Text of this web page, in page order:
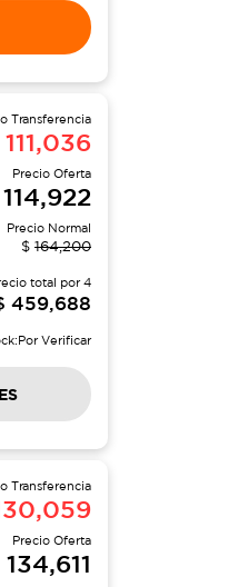
Transferencia
111,036
Precio Oferta
114,922
Precio Normal
$ 164,200
total por4
459,688
Por Verificar
Transferencia
Precio Oferta
134,611